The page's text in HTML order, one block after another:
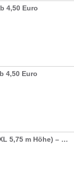
4,50 Euro
4,50 Euro
Fußball-Dart mieten (XXL 5,75 m Höhe) – Riesige aufblasbare Dartscheibe